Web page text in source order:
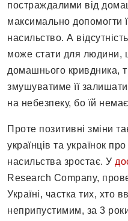
постраждалими від
максимально допомогти
насильство. А
може стати для людини,
домашнього кривдника,
змушуватиме її
на небезпеку, бо їй
Проте позитивні зміни
українців та українок
насильства зростає. У
Research Company,
Україні, частка тих, хто
неприпустимим, за 3